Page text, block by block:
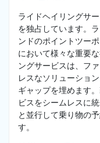
ライドヘイリングサ
を独占しています。
ンドのポイントツー
において様々な重要
ングサービスは、フ
レスなソリューショ
ギャップを埋めます
ビスをシームレスに
と並行して乗り物の
す。